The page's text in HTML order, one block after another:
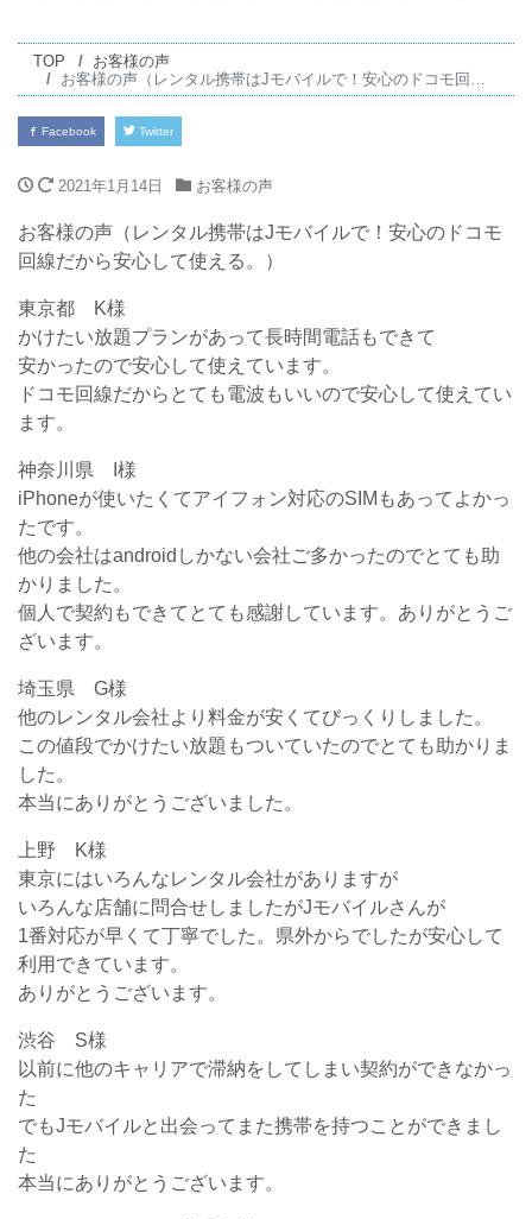
TOP
お客様の声
お客様の声（レンタル携帯はJモバイルで！安心のドコモ回線だから安心して使える。）
Facebook Twitter
2021年1月14日 お客様の声
お客様の声（レンタル携帯はJモバイルで！安心のドコモ
回線だから安心して使える。）
東京都 K様
かけたい放題プランがあって長時間電話もできて
安かったので安心して使えています。
ドコモ回線だからとても電波もいいので安心して使えてい
ます。
神奈川県 I様
iPhoneが使いたくてアイフォン対応のSIMもあってよかっ
たです。
他の会社はandroidしかない会社ご多かったのでとても助
かりました。
個人で契約もできてとても感謝しています。ありがとうご
ざいます。
埼玉県 G様
他のレンタル会社より料金が安くてびっくりしました。
この値段でかけたい放題もついていたのでとても助かりま
した。
本当にありがとうございました。
上野 K様
東京にはいろんなレンタル会社がありますが
いろんな店舗に問合せしましたがJモバイルさんが
1番対応が早くて丁寧でした。県外からでしたが安心して
利用できています。
ありがとうございます。
渋谷 S様
以前に他のキャリアで滞納をしてしまい契約ができなかっ
た
でもJモバイルと出会ってまた携帯を持つことができまし
た
本当にありがとうございます。